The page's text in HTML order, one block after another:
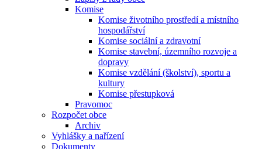
Komise
Komise životního prostředí a místního
hospodářství
Komise sociální a zdravotní
Komise stavební, územního rozvoje a
dopravy
Komise vzdělání (školství), sportu a
kultury
Komise přestupková
Pravomoc
Rozpočet obce
Archiv
Vyhlášky a nařízení
Dokumenty